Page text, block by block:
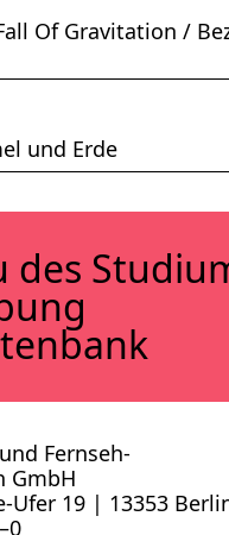
Of Gravitation /
und Erde
des
Fernseh­
GmbH
Ufer 19 | 13353